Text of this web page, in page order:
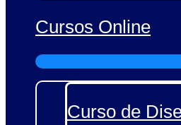
Cursos Online
Curso de